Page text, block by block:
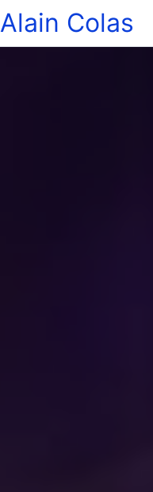
Alain Colas